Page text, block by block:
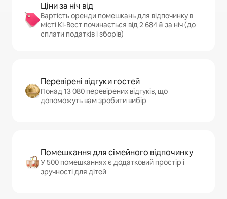
Ціни за ніч від
Вартість оренди помешкань для відпочинку в
місті Кі-Вест починається від 2 684 ₴ за ніч (до
сплати податків і зборів)
Перевірені відгуки гостей
Понад 13 080 перевірених відгуків, що
допоможуть вам зробити вибір
Помешкання для сімейного відпочинку
У 500 помешканнях є додатковий простір і
зручності для дітей